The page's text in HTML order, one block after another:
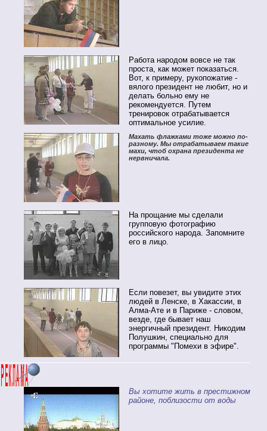
Работа народом вовсе не так
проста, как может показаться.
Вот, к примеру, рукопожатие -
вялого президент не любит, но и
делать больно ему не
рекомендуется. Путем
тренировок отрабатывается
оптимальное усилие.
Махать флажками тоже можно по-
разному. Мы отрабатываем такие
махи, чтоб охрана президента не
нервничала.
На прощание мы сделали
групповую фотографию
российского народа. Запомните
его в лицо.
Если повезет, вы увидите этих
людей в Ленске, в Хакассии, в
Алма-Ате и в Париже - словом,
везде, где бывает наш
энергичный президент. Никодим
Полушкин, специально для
программы "Помехи в эфире".
Вы хотите жить в престижном
районе, поблизости от воды